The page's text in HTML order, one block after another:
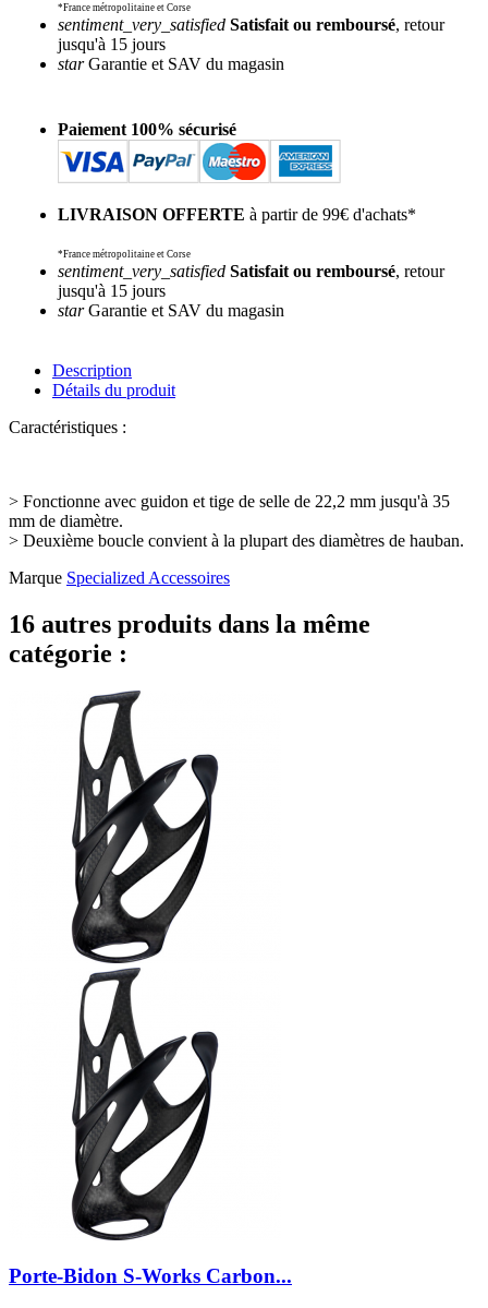
*France métropolitaine et Corse
sentiment_very_satisfied Satisfait ou remboursé, retour
jusqu'à 15 jours
starGarantie et SAV du magasin
Paiement 100% sécurisé
LIVRAISON OFFERTE à partir de 99€ d'achats*
*France métropolitaine et Corse
sentiment_very_satisfied Satisfait ou remboursé, retour
jusqu'à 15 jours
starGarantie et SAV du magasin
Description
Détails du produit
Caractéristiques :
> Fonctionne avec guidon et tige de selle de 22,2 mm jusqu'à 35
mm de diamètre.
> Deuxième boucle convient à la plupart des diamètres de hauban.
Marque Specialized Accessoires
16 autres produits dans la même
catégorie :
Porte-Bidon S-Works Carbon...